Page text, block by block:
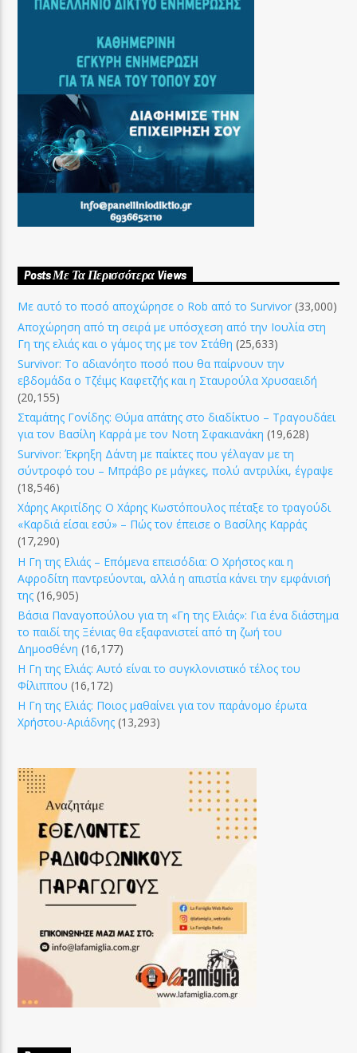
Posts Με Τα Περισσότερα Views
Με αυτό το ποσό αποχώρησε ο Rob από το Survivor (33,000)
Αποχώρηση από τη σειρά με υπόσχεση από την Ιουλία στη
Γη της ελιάς και ο γάμος της με τον Στάθη (25,633)
Survivor: Το αδιανόητο ποσό που θα παίρνουν την
εβδομάδα ο Τζέιμς Καφετζής και η Σταυρούλα Χρυσαειδή
(20,155)
Σταμάτης Γονίδης: Θύμα απάτης στο διαδίκτυο – Τραγουδάει
για τον Βασίλη Καρρά με τον Νοτη Σφακιανάκη (19,628)
Survivor: Έκρηξη Δάντη με παίκτες που γέλαγαν με τη
σύντροφό του – Μπράβο ρε μάγκες, πολύ αντριλίκι, έγραψε
(18,546)
Χάρης Ακριτίδης: Ο Χάρης Κωστόπουλος πέταξε το τραγούδι
«Καρδιά είσαι εσύ» – Πώς τον έπεισε ο Βασίλης Καρράς
(17,290)
Η Γη της Ελιάς – Επόμενα επεισόδια: Ο Χρήστος και η
Αφροδίτη παντρεύονται, αλλά η απιστία κάνει την εμφάνισή
της (16,905)
Βάσια Παναγοπούλου για τη «Γη της Ελιάς»: Για ένα διάστημα
το παιδί της Ξένιας θα εξαφανιστεί από τη ζωή του
Δημοσθένη (16,177)
Η Γη της Ελιάς: Αυτό είναι το συγκλονιστικό τέλος του
Φίλιππου (16,172)
Η Γη της Ελιάς: Ποιος μαθαίνει για τον παράνομο έρωτα
Χρήστου-Αριάδνης (13,293)